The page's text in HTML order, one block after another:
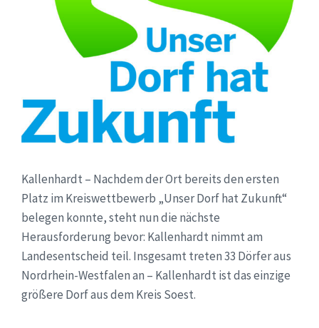
Kallenhardt – Nachdem der Ort bereits den ersten
Platz im Kreiswettbewerb „Unser Dorf hat Zukunft“
belegen konnte, steht nun die nächste
Herausforderung bevor: Kallenhardt nimmt am
Landesentscheid teil. Insgesamt treten 33 Dörfer aus
Nordrhein-Westfalen an – Kallenhardt ist das einzige
größere Dorf aus dem Kreis Soest.